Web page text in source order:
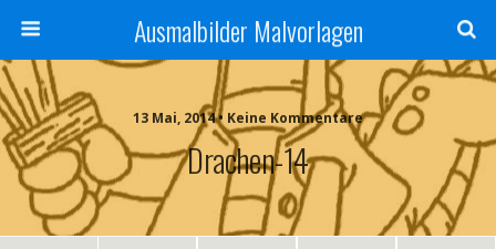
Ausmalbilder Malvorlagen
13 Mai, 2014 • Keine Kommentare
Drachen-14